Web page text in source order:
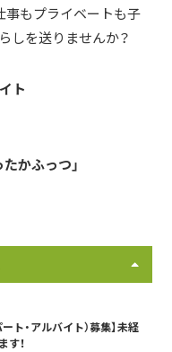
事もプライベートも子
しを送りませんか？
ト
かふっつ」
ト・アルバイト）募集】未経
す！